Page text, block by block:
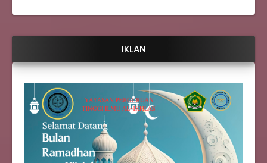
IKLAN